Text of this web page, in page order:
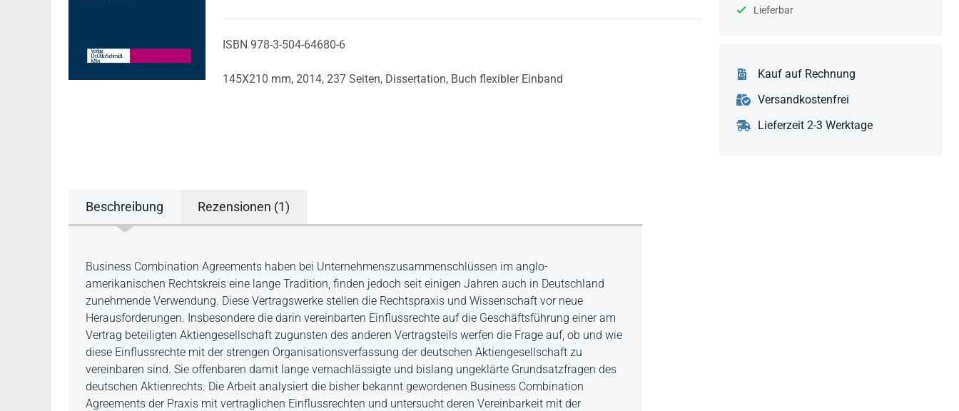
ISBN 978-3-504-64680-6
145X210 mm, 2014, 237 Seiten, Dissertation, Buch flexibler Einband
Lieferbar
Kauf auf Rechnung
Versandkostenfrei
Lieferzeit 2-3 Werktage
Beschreibung Rezensionen (1)
Beschreibung
Business Combination Agreements haben bei Unternehmenszusammenschlüssen im anglo-
amerikanischen Rechtskreis eine lange Tradition, finden jedoch seit einigen Jahren auch in Deutschland
zunehmende Verwendung. Diese Vertragswerke stellen die Rechtspraxis und Wissenschaft vor neue
Herausforderungen. Insbesondere die darin vereinbarten Einflussrechte auf die Geschäftsführung einer am
Vertrag beteiligten Aktiengesellschaft zugunsten des anderen Vertragsteils werfen die Frage auf, ob und wie
diese Einflussrechte mit der strengen Organisationsverfassung der deutschen Aktiengesellschaft zu
vereinbaren sind. Sie offenbaren damit lange vernachlässigte und bislang ungeklärte Grundsatzfragen des
deutschen Aktienrechts. Die Arbeit analysiert die bisher bekannt gewordenen Business Combination
Agreements der Praxis mit vertraglichen Einflussrechten und untersucht deren Vereinbarkeit mit der